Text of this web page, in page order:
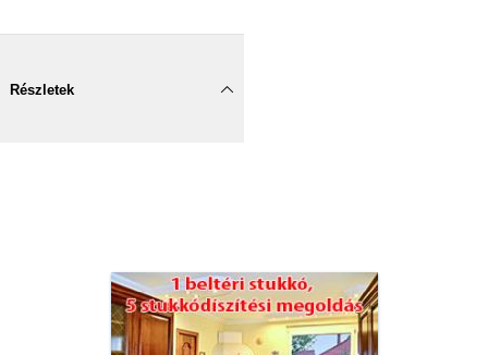
Részletek